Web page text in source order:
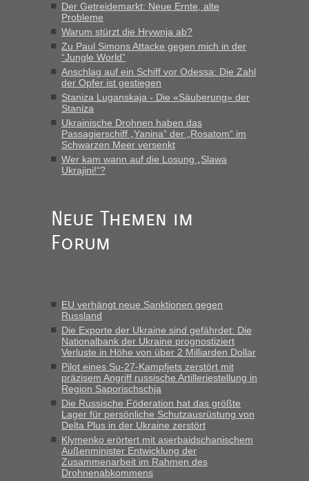
MHG1023 inBerichte und Reisetipps • Re: Mit dem Zug in
die Ukraine
„Man sollte aber explizit dazu schreiben, daß es ein Zug von
LeoExpress ist - und nur auf deren Webseite kann man die
Fahrkarten kaufen. Zumindest ist es die erste Umsteigefreie
Verbindung von Deutschland...“
Recht, Visa und Dokumente • Re: Deklaration
gebrauchter Kleidung beim Zoll
„Vielen Dank, mit einem Briefchen meiner Frau im Gepäck
gab es keine Probleme“
fast 11 Milliarden aufgedeckt
„Am besten wäre natürlich, wenn die Frau mit dabei ist.
Alleinreisende Männer stehen schließlich immer unter
Milliarden aufgedeckt
„Kein Zoll. Du musst an sich nur sagen dass das privat ist
und du nicht damit handeln willst. So lange das nicht
Originalverpackt ist und ersichlich das nicht neu sollte es
keine Probleme geben“
Recht, Visa und Dokumente • Deklaration
gebrauchter Kleidung beim Zoll
„Hallo Leute, ich weiß nicht, ob ich hier richtig bin mit meiner
Anfrage. Ich möchte 4 Umzugskartons mit gebrauchter
Straßen Kleidung bei der Einreise in die Ukraine
mitnehmen. Es ist gebrauchte Kleidung...“
Der Getreidemarkt: Neue Ernte, alte
Probleme
Warum stürzt die Hrywnja ab?
Zu Paul Simons Attacke gegen mich in der
“Jungle World”
Anschlag auf ein Schiff vor Odessa: Die Zahl
der Opfer ist gestiegen
Staniza Luganskaja - Die «Säuberung» der
Staniza
Ukrainische Drohnen haben das
Passagierschiff „Yanina“ der „Rosatom“ im
Schwarzen Meer versenkt
Wer kam wann auf die Losung „Slawa
Ukrajini!“?
Neue Themen im
Forum
EU verhängt neue Sanktionen gegen
Russland
Die Exporte der Ukraine sind gefährdet: Die
Nationalbank der Ukraine prognostiziert
Verluste in Höhe von über 2 Milliarden Dollar
Pilot eines Su-27-Kampfjets zerstört mit
präzisem Angriff russische Artilleriestellung in
Region Saporischschja
Die Russische Föderation hat das größte
Lager für persönliche Schutzausrüstung von
Delta Plus in der Ukraine zerstört
Klymenko erörtert mit aserbaidschanischem
Außenminister Entwicklung der
Zusammenarbeit im Rahmen des
Drohnenabkommens